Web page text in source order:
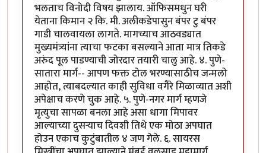
भलताच विनोदी विषय झालाय. ऑफिसमधुन घरी
येताना किमान २ कि. मी. अलीकडेपासुन बंपर टु बंपर
गाडी चालवायला लागते. मागच्याच आठवड्यात
मुख्यमंत्र्यांना त्याचा फटका बसल्याने आता मात्र तिकडे
अरुंद पूल पाडण्याची जोरदार तयारी चालु आहे. ४. पुणे-
सातारा मार्ग-- आपण फक्त टोल भरण्यासाठीच जन्मलो
आहोत, त्याबदल्यात काही सुविधा वगैरे मिळाव्यात अशी
अपेक्षाच करणे चुक आहे. ५. पुणे-नगर मार्ग म्हणजे
मृत्युचा सापळा बनला आहे असा धागा मिपावर
आल्याच्या दुसर्‍याच दिवशी तिथे एक मोठा अपघात
होउन एकाच कुटुंबातील ४ जण गेले. ६. सायरस